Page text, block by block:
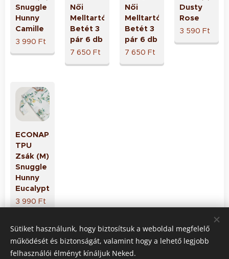
Snuggle
Hunny
Camille
3 990 Ft
Női
Melltartó
Betét 3
pár 6 db
7 650 Ft
Női
Melltartó
Betét 3
pár 6 db
7 650 Ft
Dusty
Rose
3 590 Ft
ECONAPS
TPU
Zsák (M)
Snuggle
Hunny
Eucalypt
3 990 Ft
Előző
Sütiket használunk, hogy biztosítsuk a weboldal megfelelő
működését és biztonságát, valamint hogy a lehető legjobb
felhasználói élményt kínáljuk Neked.